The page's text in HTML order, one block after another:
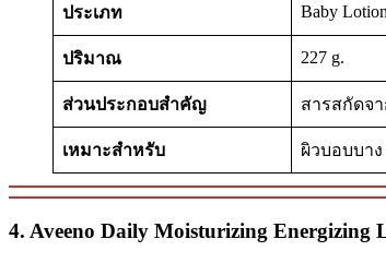
ประเภท Baby Lotion
ปริมาณ 227 g.
ส่วนประกอบสำคัญ สารสกัดจ
เหมาะสำหรับ ผิวบอบบา
4. Aveeno Daily Moisturizing Energizing